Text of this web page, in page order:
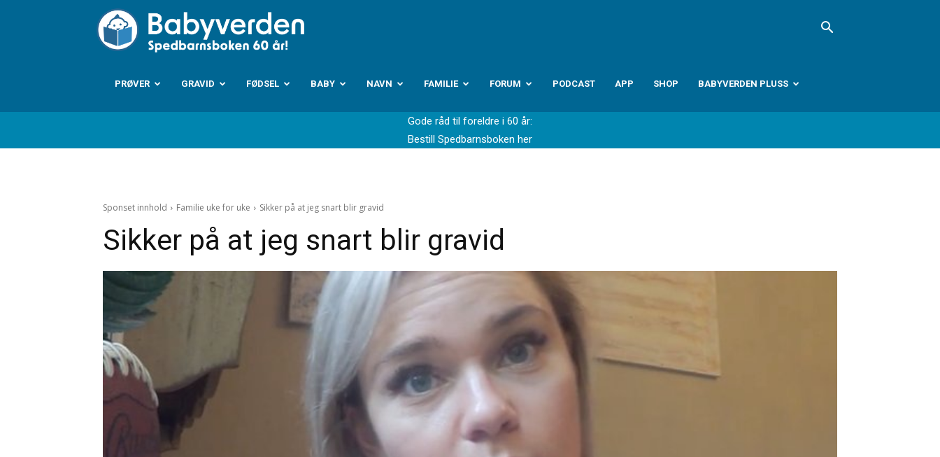
Babyverden.no
PRØVER GRAVID FØDSEL BABY NAVN FAMILIE FORUM PODCAST APP SHOP BABYVERDEN PLUSS
Gode råd til foreldre i 60 år:
Bestill Spedbarnsboken her
Sponset innhold Familie uke for uke Sikker på at jeg snart blir gravid
Sikker på at jeg snart blir gravid